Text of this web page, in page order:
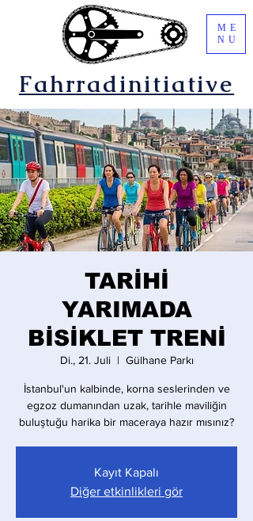
Fahrradinitiative
ME
NU
TARİHİ
YARIMADA
BİSİKLET TRENİ
Di., 21. Juli
  |
Gülhane Parkı
İstanbul'un kalbinde, korna seslerinden ve
egzoz dumanından uzak, tarihle maviliğin
buluştuğu harika bir maceraya hazır mısınız?
Kayıt Kapalı
Diğer etkinlikleri gör